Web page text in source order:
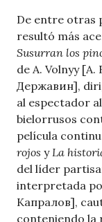
De entre otras
resultó más
Susurran los
de A. Volnyy
Державин],
al espectador
bielorrusos
película
rojos yLa
del líder
interpretada
Капралов],
conteniendo la